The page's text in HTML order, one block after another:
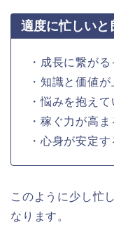
適度に忙しいと
・成長に繋が
・知識と価値が
・悩みを抱えて
・稼ぐ力が高ま
・心身が安定す
このように少し忙
なります。